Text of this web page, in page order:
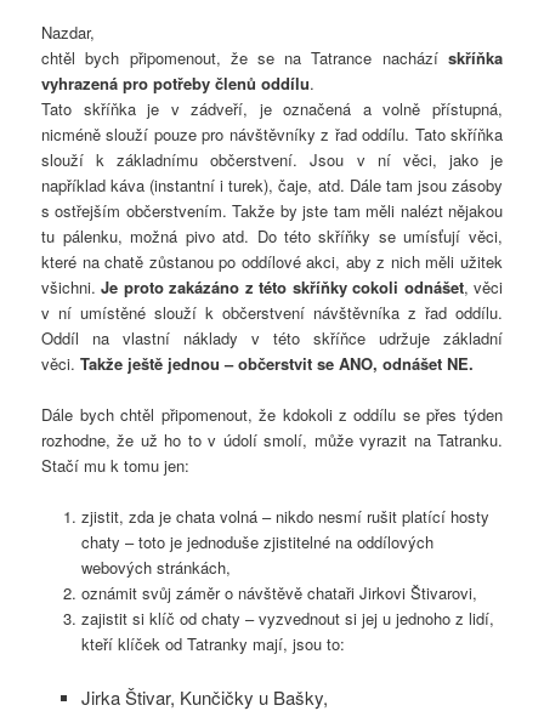
Nazdar,
chtěl bych připomenout, že se na Tatrance nachází skříňka
vyhrazená pro potřeby členů oddílu.
Tato skříňka je v zádveří, je označená a volně přístupná,
nicméně slouží pouze pro návštěvníky z řad oddílu. Tato skříňka
slouží k základnímu občerstvení. Jsou v ní věci, jako je
například káva (instantní i turek), čaje, atd. Dále tam jsou zásoby
s ostřejším občerstvením. Takže by jste tam měli nalézt nějakou
tu pálenku, možná pivo atd. Do této skříňky se umísťují věci,
které na chatě zůstanou po oddílové akci, aby z nich měli užitek
všichni.Je proto zakázáno z této skříňky cokoli odnášet, věci
v ní umístěné slouží k občerstvení návštěvníka z řad oddílu.
Oddíl na vlastní náklady v této skříňce udržuje základní
věci.Takže ještě jednou – občerstvit se ANO, odnášet NE.
Dále bych chtěl připomenout, že kdokoli z oddílu se přes týden
rozhodne, že už ho to v údolí smolí, může vyrazit na Tatranku.
Stačí mu k tomu jen:
zjistit, zda je chata volná – nikdo nesmí rušit platící hosty
chaty – toto je jednoduše zjistitelné na oddílových
webových stránkách,
oznámit svůj záměr o návštěvě chataři Jirkovi Štivarovi,
zajistit si klíč od chaty – vyzvednout si jej u jednoho z lidí,
kteří klíček od Tatranky mají, jsou to:
Jirka Štivar, Kunčičky u Bašky,